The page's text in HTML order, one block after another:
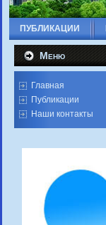
ПУБЛИКАЦИИ
Меню
Главная
Публикации
Наши контакты